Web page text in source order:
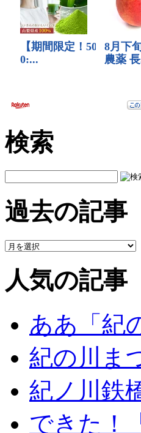
検索
過去の記事
人気の記事
ああ「紀
紀の川ま
紀ノ川鉄
できた！